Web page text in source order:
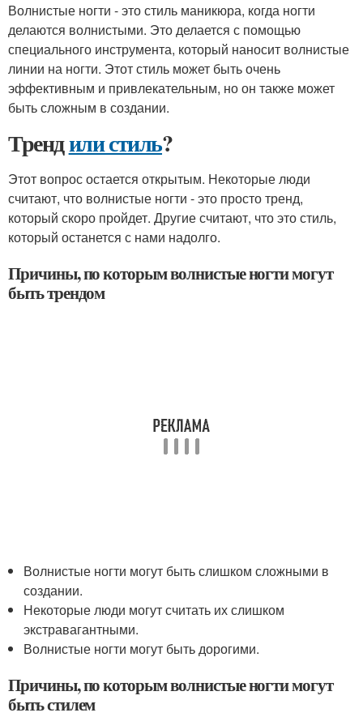
Волнистые ногти - это стиль маникюра, когда ногти
делаются волнистыми. Это делается с помощью
специального инструмента, который наносит волнистые
линии на ногти. Этот стиль может быть очень
эффективным и привлекательным, но он также может
быть сложным в создании.
Трендили стиль?
Этот вопрос остается открытым. Некоторые люди
считают, что волнистые ногти - это просто тренд,
который скоро пройдет. Другие считают, что это стиль,
который останется с нами надолго.
Причины, по которым волнистые ногти могут
быть трендом
Волнистые ногти могут быть слишком сложными в
создании.
Некоторые люди могут считать их слишком
экстравагантными.
Волнистые ногти могут быть дорогими.
Причины, по которым волнистые ногти могут
быть стилем